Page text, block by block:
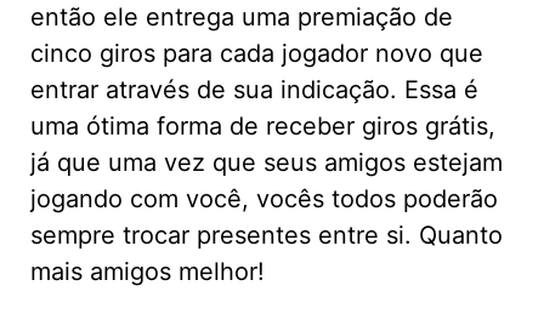
então ele entrega uma premiação de
cinco giros para cada jogador novo que
entrar através de sua indicação. Essa é
uma ótima forma de receber giros grátis,
já que uma vez que seus amigos estejam
jogando com você, vocês todos poderão
sempre trocar presentes entre si. Quanto
mais amigos melhor!